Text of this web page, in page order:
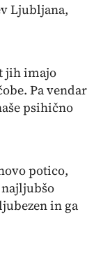
Ljubljana,
jih imajo
Pa vendar
psihično
potico,
in ga